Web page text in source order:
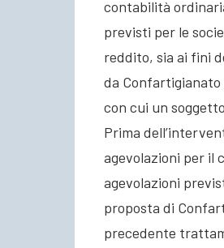
contabilità
previsti per le
reddito, sia ai fini
da Confartigianato
con cui un
Prima
agevolazioni per il
agevolazioni
proposta di
precedente